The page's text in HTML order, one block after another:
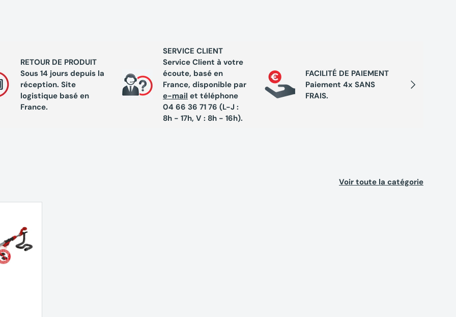
Suivant
RETOUR DE PRODUIT
Sous 14 jours depuis la
réception. Site
logistique basé en
France.
SERVICE CLIENT
Service Client à votre
écoute, basé en
France, disponible par
e-mail et téléphone
04 66 36 71 76 (L-J :
8h - 17h, V : 8h - 16h).
FACILITÉ DE PAIEMENT
Paiement 4x SANS
FRAIS.
Voir toute la catégorie